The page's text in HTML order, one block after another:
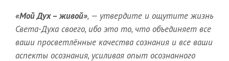
«Мой Дух – живой», — утвердите и ощутите жизнь
Света-Духа своего, ибо это то, что объединяет все
ваши просветлённые качества сознания и все ваши
аспекты осознания, усиливая опыт осознанного